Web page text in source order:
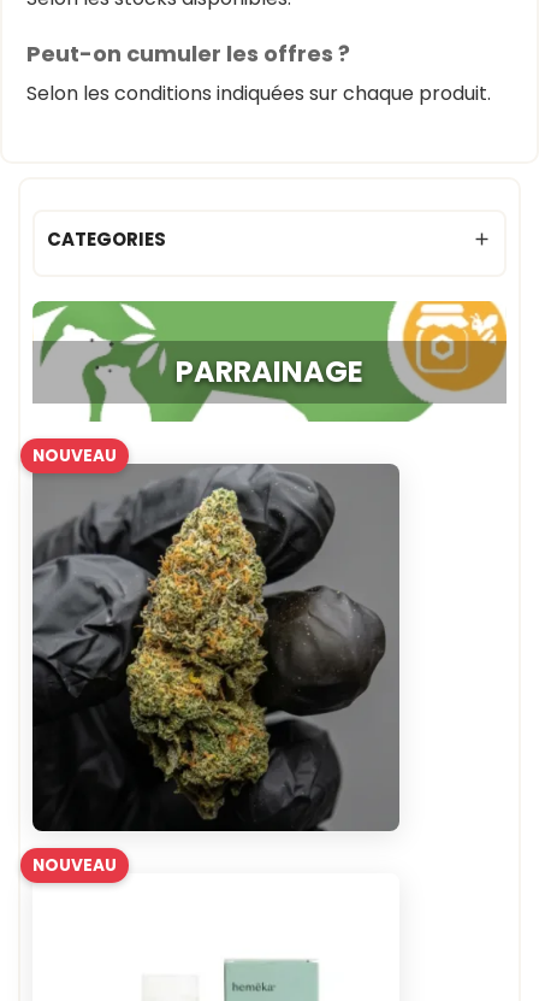
Peut-on cumuler les offres ?
Selon les conditions indiquées sur chaque produit.
CATEGORIES 
PARRAINAGE
NOUVEAU
NOUVEAU